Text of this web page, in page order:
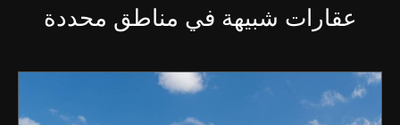
عقارات شبيهة في مناطق محددة